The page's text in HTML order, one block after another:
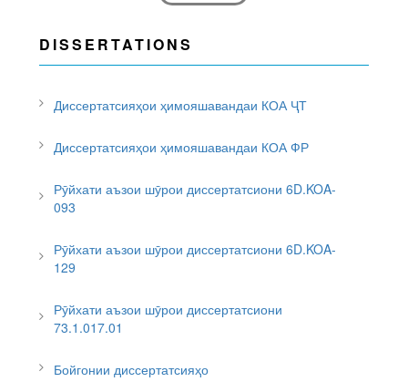
DISSERTATIONS
Диссертатсияҳои ҳимояшавандаи КОА ҶТ
Диссертатсияҳои ҳимояшавандаи КОА ФР
Рӯйхати аъзои шӯрои диссертатсиони 6D.KOA-
093
Рӯйхати аъзои шӯрои диссертатсиони 6D.KOA-
129
Рӯйхати аъзои шӯрои диссертатсиони
73.1.017.01
Бойгонии диссертатсияҳо